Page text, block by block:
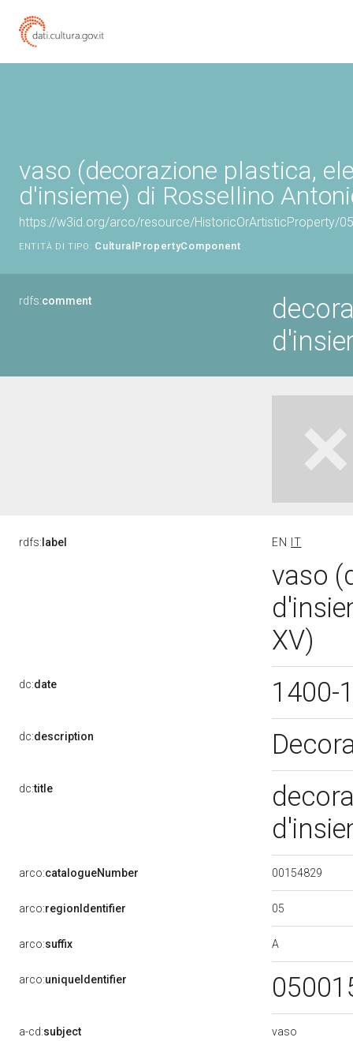
vaso (decorazione plastica,
d'insieme) di Rossellino
https://w3id.org/arco/resource/HistoricOrArtisticProperty/
ENTITÀ DI TIPO: CulturalPropertyComponent
rdfs:comment
rdfs: label EN IT
vaso
XV)
dc:date 1400-
dc:description
dc:title
arco:catalogueNumber 00154829
arco:regionIdentifier 05
arco:suffix A
arco:uniqueIdentifier
a-cd:subject vaso